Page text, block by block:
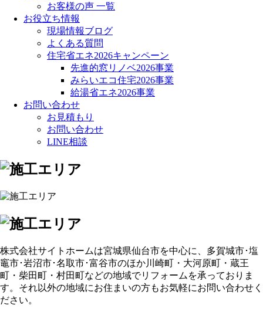
お客様の声 一覧
お役立ち情報
現場情報ブログ
よくある質問
住宅省エネ2026キャンペーン
先進的窓リノベ2026事業
みらいエコ住宅2026事業
給湯省エネ2026事業
お問い合わせ
お見積もり
お問い合わせ
LINE相談
株式会社サイトホームは宮城県仙台市を中心に、多賀城市･塩
竈市･岩沼市･名取市･富谷市のほか川崎町・大河原町・蔵王
町・柴田町・村田町などの地域でリフォームを承っておりま
す。それ以外の地域にお住まいの方もお気軽にお問い合わせく
ださい。